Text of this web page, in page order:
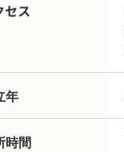
セス
年
時間